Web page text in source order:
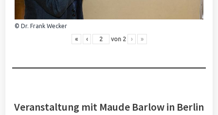
© Dr. Frank Wecker
« ‹ von 2 › »
Veranstaltung mit Maude Barlow in Berlin